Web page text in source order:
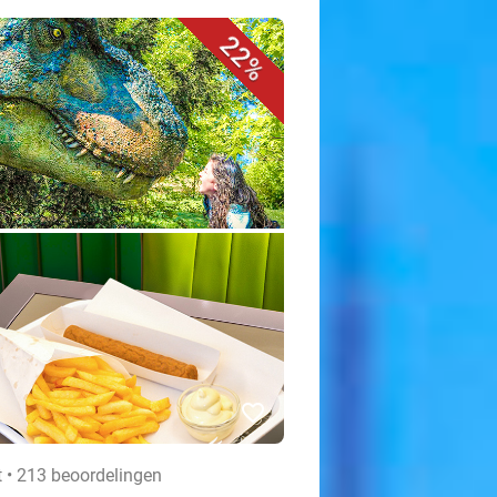
22%
favorite_border
• 213 beoordelingen